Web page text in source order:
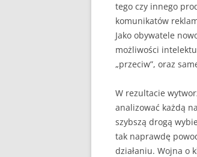
tego czy innego
komunikatów
Jako obywatele
możliwości
„przeciw”, oraz
W rezultacie
analizować każdą
szybszą drogą
tak naprawdę
działaniu. Wojna o